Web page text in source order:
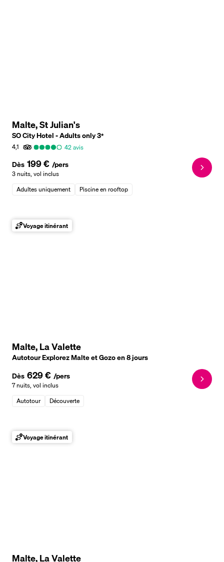
Malte, St Julian's
SO City Hotel - Adults only3*
4,1
42avis
Dès 199 € /pers
3 nuits, vol inclus
Adultes uniquement
Piscine en rooftop
Voyage itinérant
Malte, La Valette
Autotour Explorez Malte et Gozo en 8 jours
Dès 629 € /pers
7 nuits, vol inclus
Autotour
Découverte
Voyage itinérant
Malte, La Valette